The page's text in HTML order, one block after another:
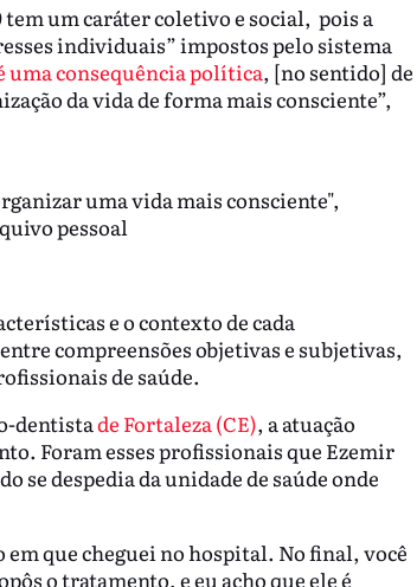
um caráter coletivo e social, pois a
individuais” impostos pelo sistema
uma consequência política, [no sentido] de
da vida de forma mais consciente”,
uma vida mais consciente",
pessoal
e o contexto de cada
compreensões objetivas e subjetivas,
de saúde.
dentistade Fortaleza (CE), a atuação
Foram esses profissionais que Ezemir
despedia da unidade de saúde onde
que cheguei no hospital. No final, você
o tratamento, e eu acho que ele é